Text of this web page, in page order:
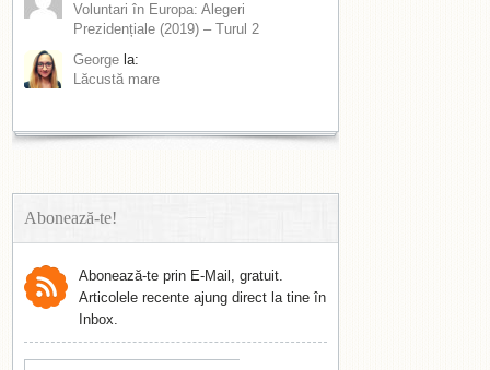
Voluntari în Europa: Alegeri
Prezidențiale (2019) – Turul 2
George la:
Lăcustă mare
Abonează-te!
Abonează-te prin E-Mail, gratuit.
Articolele recente ajung direct la tine în
Inbox.